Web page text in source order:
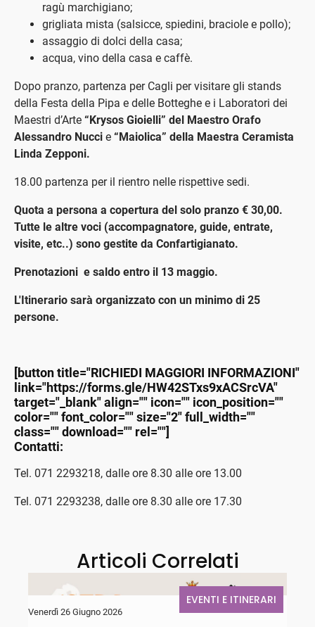
ragù marchigiano;
grigliata mista (salsicce, spiedini, braciole e pollo);
assaggio di dolci della casa;
acqua, vino della casa e caffè.
Dopo pranzo, partenza per Cagli per visitare gli stands
della Festa della Pipa e delle Botteghe e i Laboratori dei
Maestri d’Arte “Krysos Gioielli” del Maestro Orafo
Alessandro Nucci e “Maiolica” della Maestra Ceramista
Linda Zepponi.
18.00 partenza per il rientro nelle rispettive sedi.
Quota a persona a copertura del solo pranzo € 30,00.
Tutte le altre voci (accompagnatore, guide, entrate,
visite, etc..) sono gestite da Confartigianato.
Prenotazioni e saldo entro il 13 maggio.
L'Itinerario sarà organizzato con un minimo di 25
persone.
[button title="RICHIEDI MAGGIORI INFORMAZIONI"
link="https://forms.gle/HW42STxs9xACSrcVA"
target="_blank" align="" icon="" icon_position=""
color="" font_color="" size="2" full_width=""
class="" download="" rel=""]
Contatti:
Tel. 071 2293218, dalle ore 8.30 alle ore 13.00
Tel. 071 2293238, dalle ore 8.30 alle ore 17.30
Articoli Correlati
EVENTI E ITINERARI
Venerdì 26 Giugno 2026